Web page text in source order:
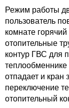
Режим работы
пользователь
комнате
отопительные
контур ГВС для
отпадает и кран
переключение
отопительный